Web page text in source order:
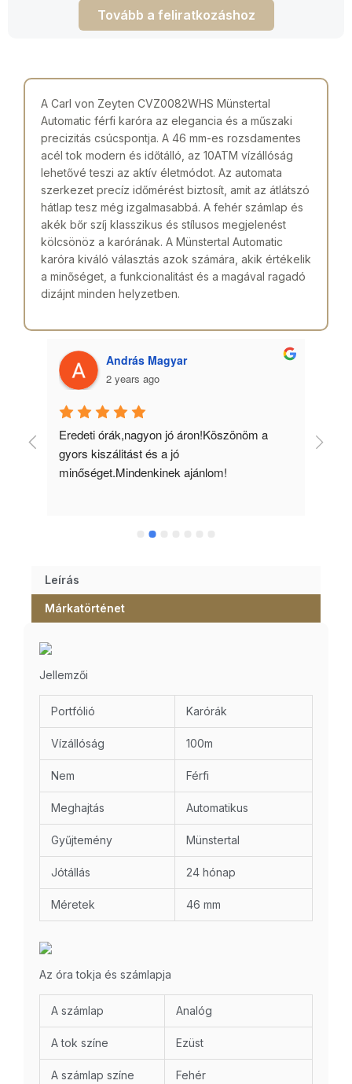
Tovább a feliratkozáshoz
A Carl von Zeyten CVZ0082WHS Münstertal
Automatic férfi karóra az elegancia és a műszaki
precizitás csúcspontja. A 46 mm-es rozsdamentes
acél tok modern és időtálló, az 10ATM vízállóság
lehetővé teszi az aktív életmódot. Az automata
szerkezet precíz időmérést biztosít, amit az átlátszó
hátlap tesz még izgalmasabbá. A fehér számlap és
akék bőr szíj klasszikus és stílusos megjelenést
kölcsönöz a karórának. A Münstertal Automatic
karóra kiváló választás azok számára, akik értékelik
a minőséget, a funkcionalitást és a magával ragadó
dizájnt minden helyzetben.
András Magyar
2 years ago
Eredeti órák,nagyon jó áron!Köszönöm a
gyors kiszálitást és a jó
minőséget.Mindenkinek ajánlom!
Leírás
Márkatörténet
Jellemzői
Portfólió Karórák
Vízállóság 100m
Nem Férfi
Meghajtás Automatikus
Gyűjtemény Münstertal
Jótállás 24 hónap
Méretek 46 mm
Az óra tokja és számlapja
A számlap Analóg
A tok színe Ezüst
A számlap színe Fehér